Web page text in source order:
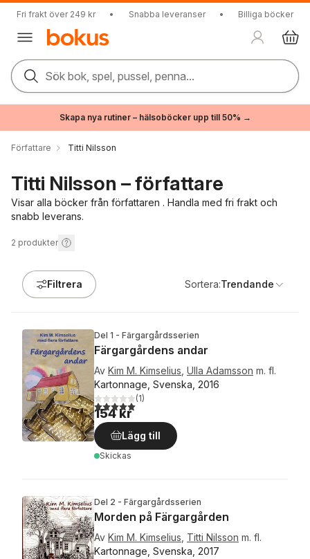
Fri frakt över 249 kr • Snabba leveranser • Billiga böcker
Sök bok, spel, pussel, penna...
Skapa nya rutiner – hälsoböcker upp till 50% →
Författare Titti Nilsson
Titti Nilsson – författare
Visar alla böcker från författaren . Handla med fri frakt och
snabb leverans.
2 produkter
Filtrera Sortera:Trendande
Del 1 - Färgargårdsserien
Färgargårdens andar
Av Kim M. Kimselius Ulla Adamsson m. fl.
Kartonnage, Svenska, 2016
5,0utav 5 stjärnor. Totalt antal röster:
(1)
154 kr
Lägg till
Skickas
Del 2 - Färgargårdsserien
Morden på Färgargården
Av Kim M. Kimselius Titti Nilsson m. fl.
Kartonnage, Svenska, 2017